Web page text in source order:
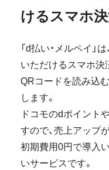
けるスマホ決
「d払い・メルペイ」
いただけるスマホ決
QRコードを読み込
します。
ドコモのdポイント
すので、売上アップ
初期費用0円で導入
いサービスです。